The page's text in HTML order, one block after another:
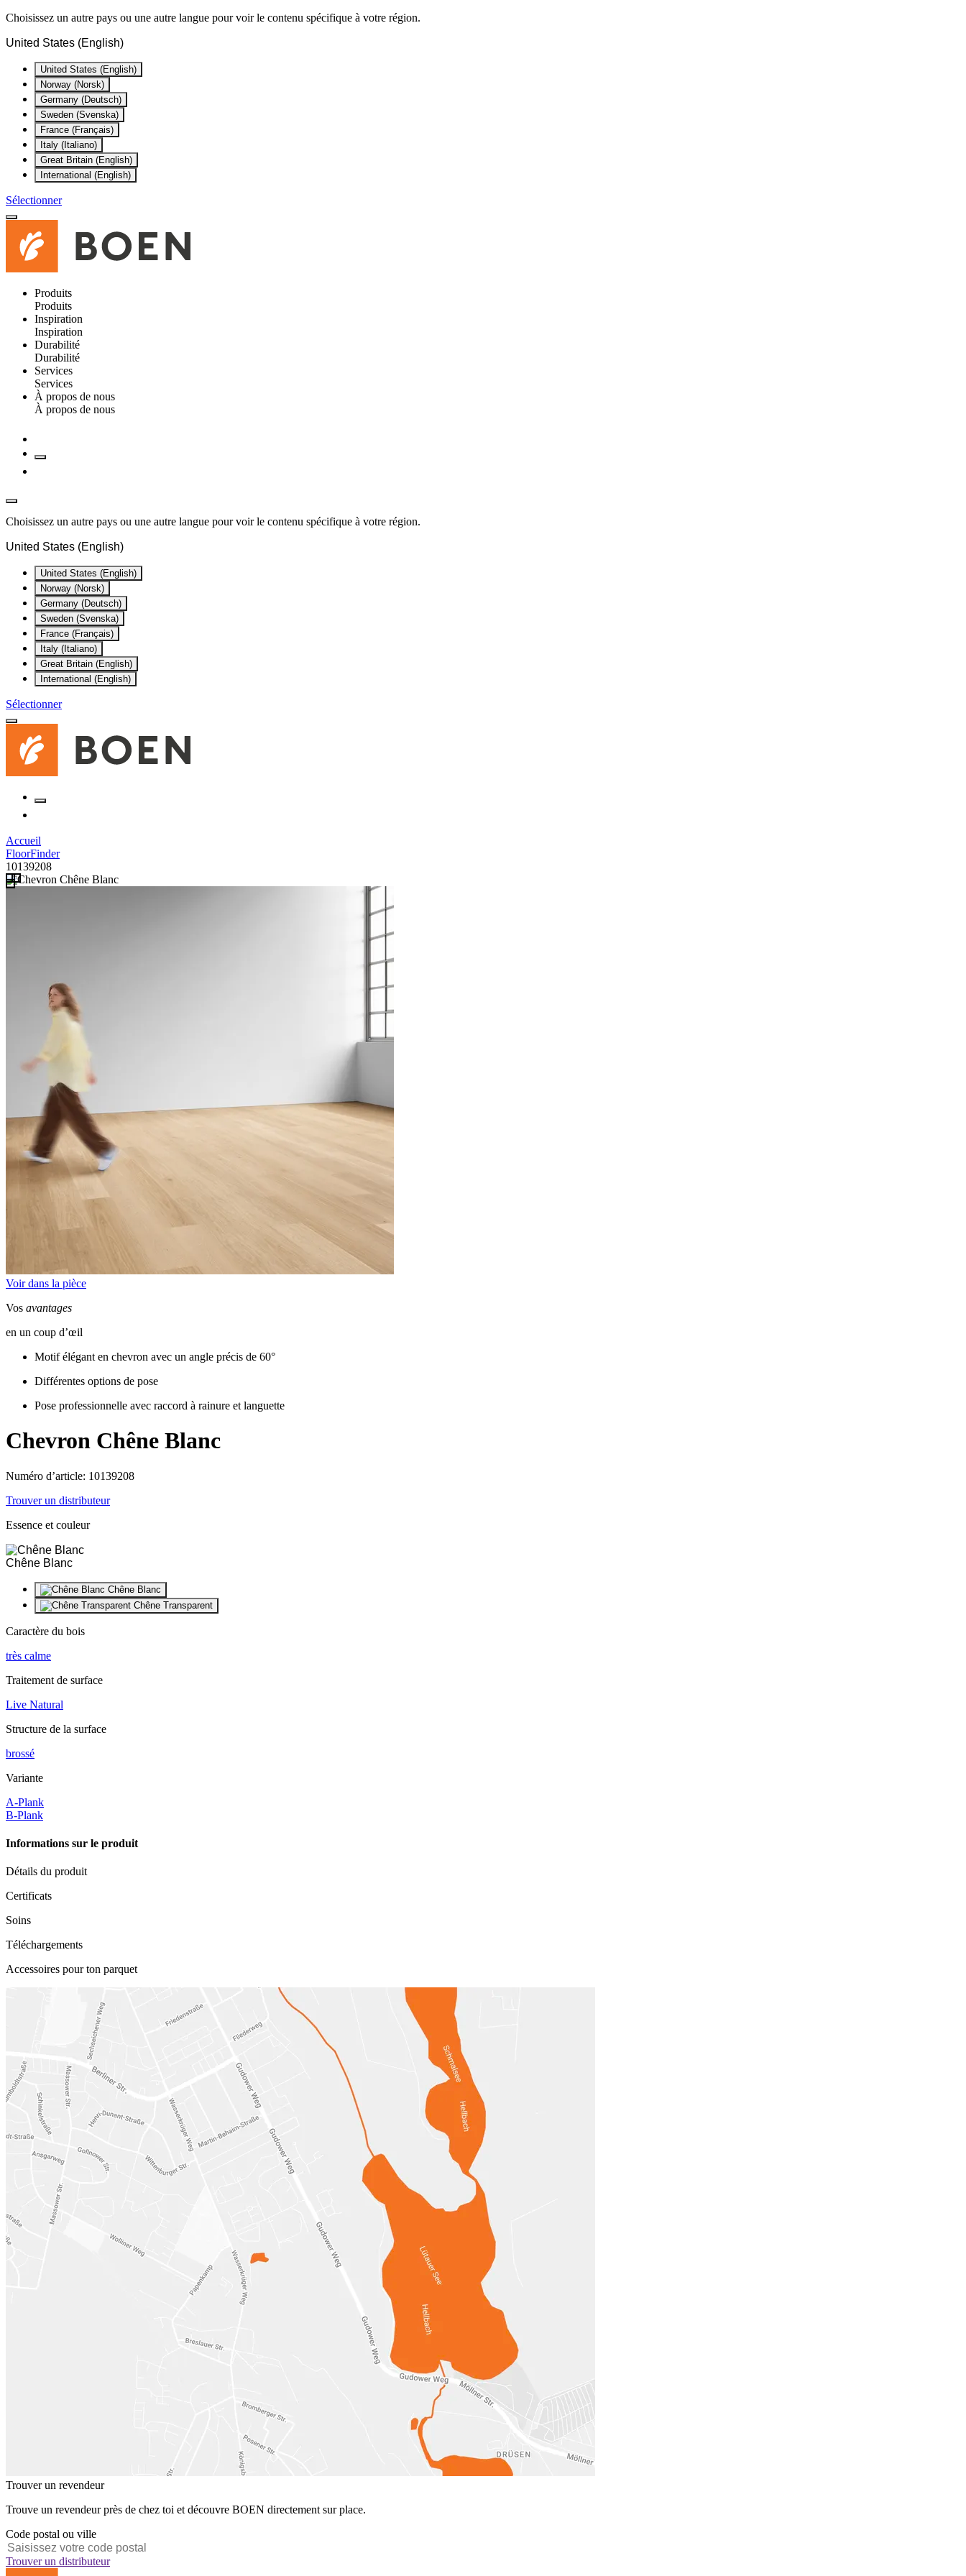
Choisissez un autre pays ou une autre langue pour voir le contenu spécifique à votre région.
United States (English)
United States (English)
Norway (Norsk)
Germany (Deutsch)
Sweden (Svenska)
France (Français)
Italy (Italiano)
Great Britain (English)
International (English)
Sélectionner
Produits
Produits
Inspiration
Inspiration
Durabilité
Durabilité
Services
Services
À propos de nous
À propos de nous
Choisissez un autre pays ou une autre langue pour voir le contenu spécifique à votre région.
United States (English)
United States (English)
Norway (Norsk)
Germany (Deutsch)
Sweden (Svenska)
France (Français)
Italy (Italiano)
Great Britain (English)
International (English)
Sélectionner
Accueil
FloorFinder
10139208
Voir dans la pièce
Vos avantages
en un coup d’œil
Motif élégant en chevron avec un angle précis de 60°
Différentes options de pose
Pose professionnelle avec raccord à rainure et languette
Chevron Chêne Blanc
Numéro d’article: 10139208
Trouver un distributeur
Essence et couleur
Chêne Blanc
Chêne Blanc
Chêne Transparent
Caractère du bois
très calme
Traitement de surface
Live Natural
Structure de la surface
brossé
Variante
A-Plank
B-Plank
Informations sur le produit
Détails du produit
Certificats
Soins
Téléchargements
Accessoires pour ton parquet
Trouver un revendeur
Trouve un revendeur près de chez toi et découvre BOEN directement sur place.
Code postal ou ville
Trouver un distributeur